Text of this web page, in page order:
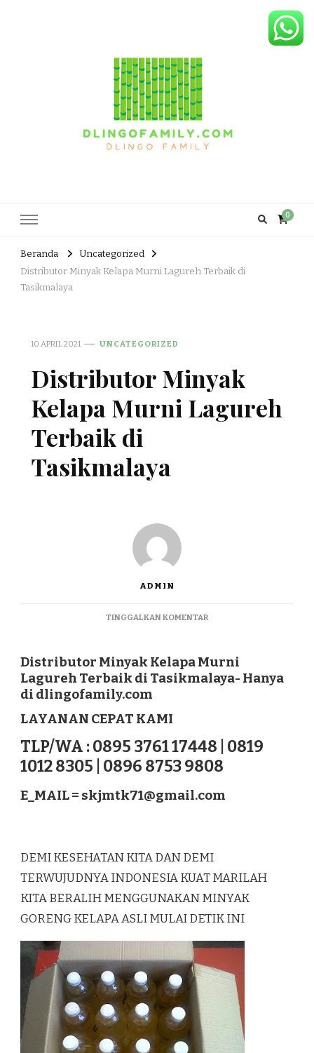
0
Beranda
Uncategorized
Distributor Minyak Kelapa Murni Lagureh Terbaik di
Tasikmalaya
10 APRIL 2021 UNCATEGORIZED
Distributor Minyak
Kelapa Murni Lagureh
Terbaik di
Tasikmalaya
ADMIN
TINGGALKAN KOMENTARPADA
KELAPA
MURNI
LAGUREH
Distributor Minyak Kelapa Murni
Lagureh Terbaik di Tasikmalaya- Hanya
di dlingofamily.com
LAYANAN CEPAT KAMI
TLP/WA : 0895 3761 17448 | 0819
1012 8305 | 0896 8753 9808
E_MAIL = skjmtk71@gmail.com
DEMI KESEHATAN KITA DAN DEMI
TERWUJUDNYA INDONESIA KUAT MARILAH
KITA BERALIH MENGGUNAKAN MINYAK
GORENG KELAPA ASLI MULAI DETIK INI